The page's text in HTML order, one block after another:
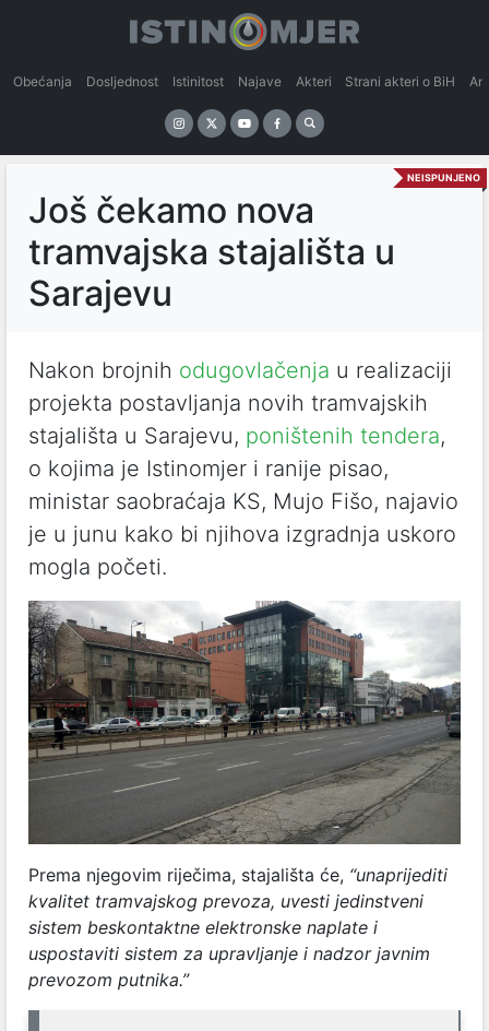
Obećanja Dosljednost Istinitost Najave Akteri Strani akteri o BiH
NEISPUNJENO
Još čekamo nova
tramvajska stajališta u
Sarajevu
Nakon brojnih odugovlačenja u realizaciji
projekta postavljanja novih tramvajskih
stajališta u Sarajevu, poništenih tendera,
o kojima je Istinomjer i ranije pisao,
ministar saobraćaja KS, Mujo Fišo, najavio
je u junu kako bi njihova izgradnja uskoro
mogla početi.
Prema njegovim riječima, stajališta će, “unaprijediti
kvalitet tramvajskog prevoza, uvesti jedinstveni
sistem beskontaktne elektronske naplate i
uspostaviti sistem za upravljanje i nadzor javnim
prevozom putnika.”